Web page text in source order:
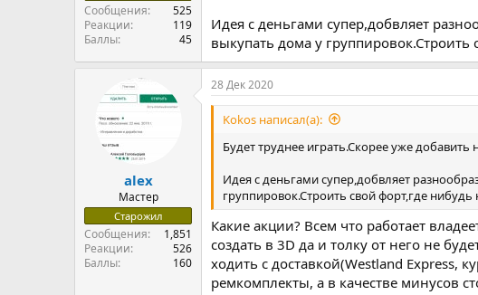
Сообщения
525
Реакции
119
Баллы
45
Идея с деньгами супер,добвляет
выкупать дома у
alex
Мастер
Старожил
Сообщения
1,851
Реакции
526
Баллы
160
28 Дек 2020
Kokos написал(а):
Будет труднее играть.Скорее уже
Идея с деньгами супер,добвляет
группировок.Строить свой форт,где
Какие акции? Всем что работает
создать в 3D да и толку от него не
ходить с доставкой(Westland Express,
ремкомплекты, а в качестве минусов